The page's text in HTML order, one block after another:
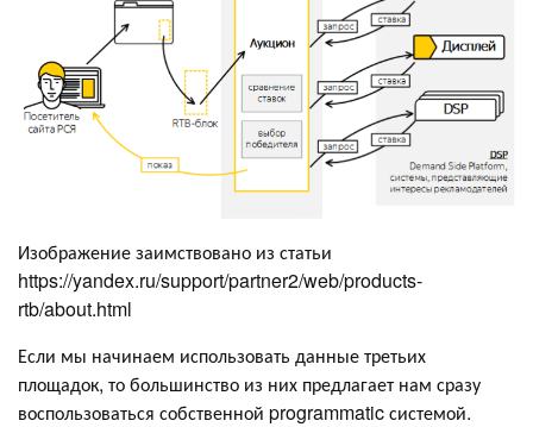
Изображение заимствовано из статьи
https://yandex.ru/support/partner2/web/products-
rtb/about.html
Если мы начинаем использовать данные третьих
площадок, то большинство из них предлагает нам сразу
воспользоваться собственной programmatic системой.